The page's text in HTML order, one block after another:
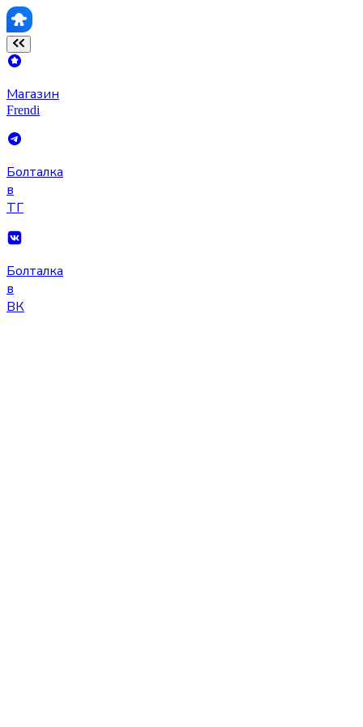
Магазин
Frendi
Болталка
в
ТГ
Болталка
в
ВК